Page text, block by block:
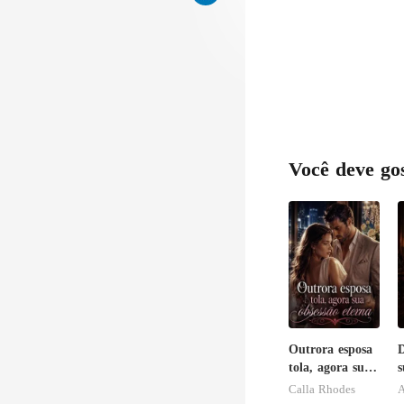
Você deve
Outrora esposa
tola, agora sua
obsessão eterna
Calla Rhodes